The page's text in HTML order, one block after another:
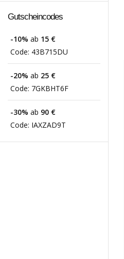
Gutscheincodes
-10% ab 15 €
Code: 43B715DU
-20% ab 25 €
Code: 7GKBHT6F
-30% ab 90 €
Code: IAXZAD9T